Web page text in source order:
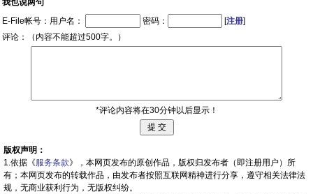
我也说两句
E-File帐号：用户名：
密码： [注册]
评论：（内容不能超过500字。）
*评论内容将在30分钟以后显示！
版权声明：
1.依据《服务条款》，本网页发布的原创作品，版权归发布者（即注册用户）所
有；本网页发布的转载作品，由发布者按照互联网精神进行分享，遵守相关法律法
规，无商业获利行为，无版权纠纷。